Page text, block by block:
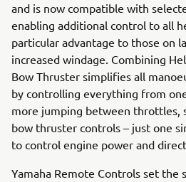
and is now compatible with
enabling additional control to all
particular advantage to those on
increased windage. Combining
Bow Thruster simplifies all
by controlling everything from
more jumping between throttles,
bow thruster controls – just one
to control engine power and
Yamaha Remote Controls set the